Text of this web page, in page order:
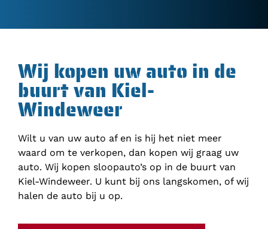
Wij kopen uw auto in de
buurt van Kiel-
Windeweer
Wilt u van uw auto af en is hij het niet meer
waard om te verkopen, dan kopen wij graag uw
auto. Wij kopen sloopauto’s op in de buurt van
Kiel-Windeweer. U kunt bij ons langskomen, of wij
halen de auto bij u op.